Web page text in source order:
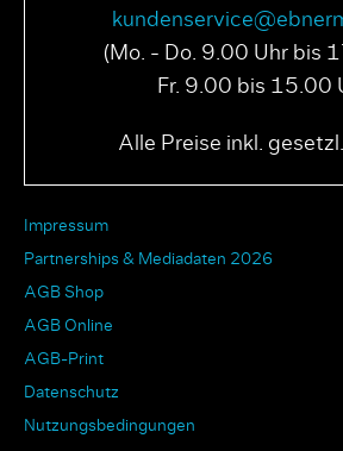
(Mo. - Do. 9.00 Uhr bis
Fr. 9.00 bis 15.00
Alle Preise inkl. gesetzl.
Impressum
Partnerships & Mediadaten 2026
AGB Shop
AGB Online
AGB-Print
Datenschutz
Nutzungsbedingungen